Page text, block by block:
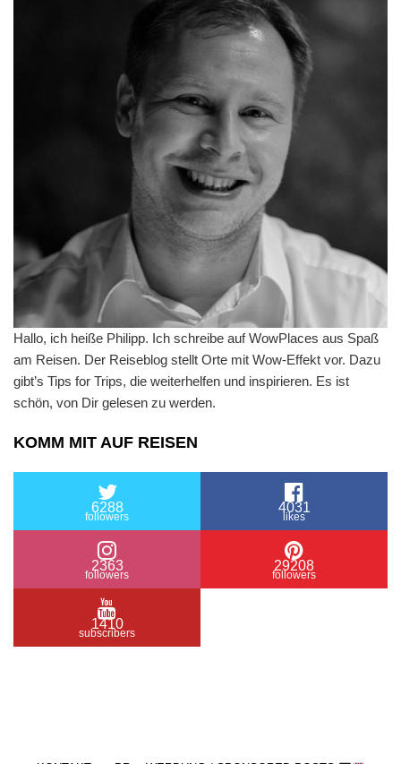
Hallo, ich heiße Philipp. Ich schreibe auf WowPlaces aus Spaß
am Reisen. Der Reiseblog stellt Orte mit Wow-Effekt vor. Dazu
gibt’s Tips for Trips, die weiterhelfen und inspirieren. Es ist
schön, von Dir gelesen zu werden.
KOMM MIT AUF REISEN
6288
followers
4031
likes
2363
followers
29208
followers
1410
subscribers